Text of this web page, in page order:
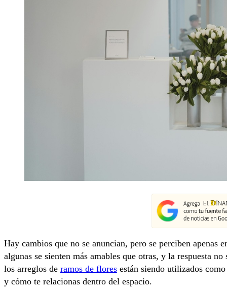
Hay cambios que no se anuncian, pero se perciben apenas
algunas se sienten más amables que otras, y la respuesta
los arreglos de ramos de flores están siendo utilizados
y cómo te relacionas dentro del espacio.